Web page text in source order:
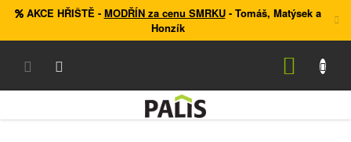
Přejít
obsah
AKCE HŘIŠTĚ- MODŘÍN za cenu SMRKU- Tomáš, Matýsek a
Honzík